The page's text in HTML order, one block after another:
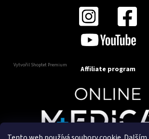
Vytvořil Shoptet Premium Affiliate program